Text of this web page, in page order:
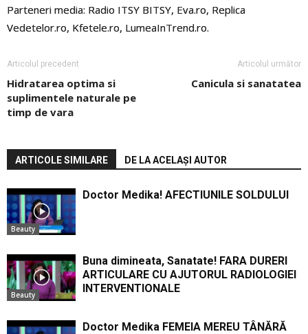
Parteneri media: Radio ITSY BITSY, Eva.ro, Replica
Vedetelor.ro, Kfetele.ro, LumeaInTrend.ro.
Articolul precedent
Hidratarea optima si
suplimentele naturale pe
timp de vara
Articolul următor
Canicula si sanatatea
ARTICOLE SIMILARE DE LA ACELAȘI AUTOR
Beauty
Doctor Medika! AFECTIUNILE SOLDULUI
Beauty
Buna dimineata, Sanatate! FARA DURERI
ARTICULARE CU AJUTORUL RADIOLOGIEI
INTERVENTIONALE
Doctor Medika FEMEIA MEREU TÂNĂRĂ